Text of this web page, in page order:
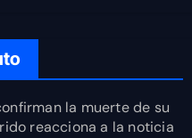
la muerte de su
reacciona a la noticia